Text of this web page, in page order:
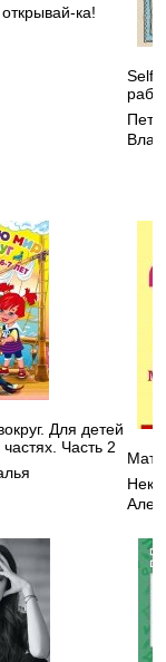
ка!
Для детей
Часть 2